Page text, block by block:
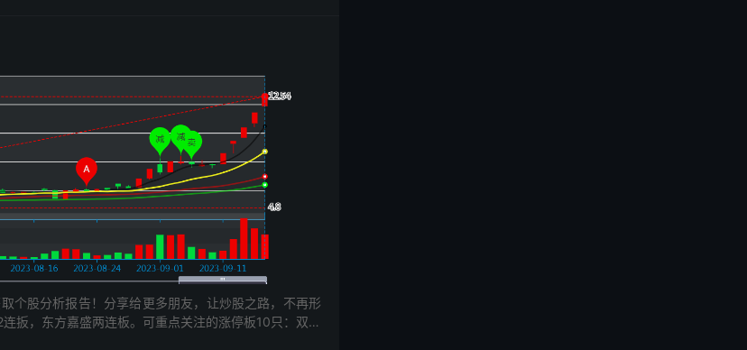
个股分析报告！分享给更多朋友，让炒股之路，不再形
扳，东方嘉盛两连板。可重点关注的涨停板10只：双成